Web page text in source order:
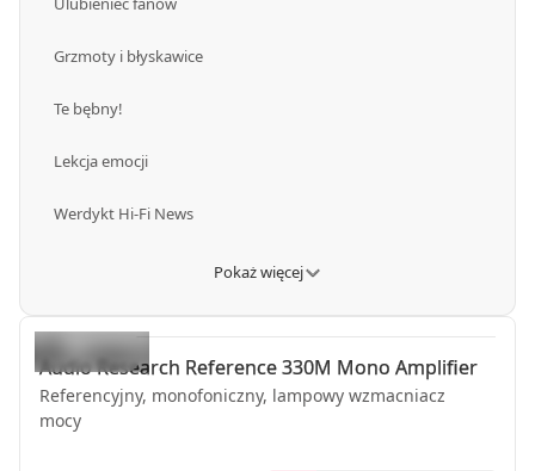
Grzmoty i błyskawice
Te bębny!
Lekcja emocji
Werdykt Hi-Fi News
Pokaż więcej
Audio Research Reference 330M Mono Amplifier
Referencyjny, monofoniczny, lampowy wzmacniacz
mocy